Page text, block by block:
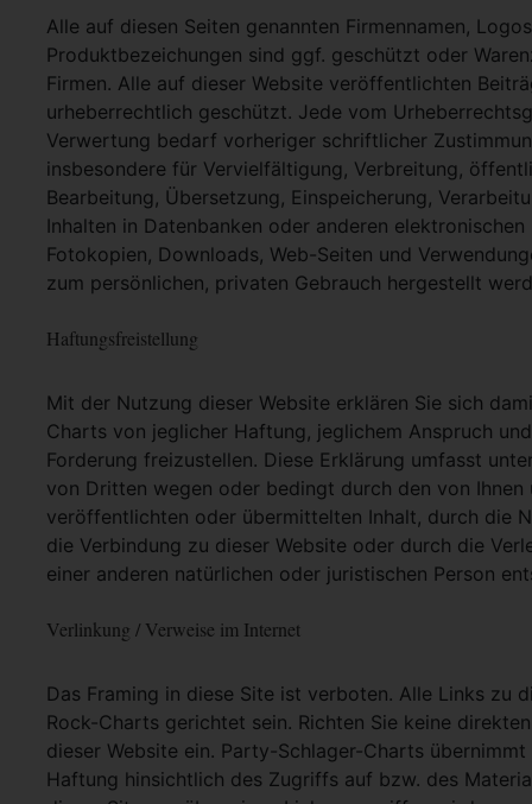
Alle auf diesen Seiten genannten Firmennamen,
Produktbezeichungen sind ggf. geschützt oder
Firmen. Alle auf dieser Website veröffentlichten
urheberrechtlich geschützt. Jede vom
Verwertung bedarf vorheriger schriftlicher
insbesondere für Vervielfältigung, Verbreitung,
Bearbeitung, Übersetzung, Einspeicherung,
Inhalten in Datenbanken oder anderen
Fotokopien, Downloads, Web-Seiten und
zum persönlichen, privaten Gebrauch hergestellt
Haftungsfreistellung
Mit der Nutzung dieser Website erklären Sie sich
Charts von jeglicher Haftung, jeglichem Anspruch
Forderung freizustellen. Diese Erklärung umfasst
von Dritten wegen oder bedingt durch den von Ihnen
veröffentlichten oder übermittelten Inhalt, durch die
die Verbindung zu dieser Website oder durch die
einer anderen natürlichen oder juristischen Person
Verlinkung / Verweise im Internet
Das Framing in diese Site ist verboten. Alle Links zu
Rock-Charts gerichtet sein. Richten Sie keine
dieser Website ein. Party-Schlager-Charts
Haftung hinsichtlich des Zugriffs auf bzw. des